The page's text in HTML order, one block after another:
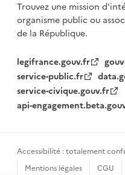
Trouvez une mission
organisme publicou
de la République.
legifrance.gouv.fr
service-public.fr
service-civique.gouv.fr
api-
Accessibilité : totalement
Mentions légales
CGU